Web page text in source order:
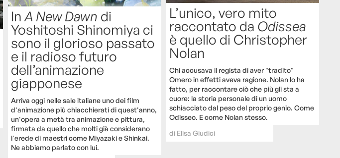
In A New Dawn di
Yoshitoshi Shinomiya ci
sono il glorioso passato
e il radioso futuro
dell’animazione
giapponese
Arriva oggi nelle sale italiane uno dei film
d'animazione più chiacchierati di quest'anno,
un'opera a metà tra animazione e pittura,
firmata da quello che molti già considerano
l'erede di maestri come Miyazaki e Shinkai.
Ne abbiamo parlato con lui.
L’unico, vero mito
raccontato da Odissea
è quello di Christopher
Nolan
Chi accusava il regista di aver "tradito"
Omero in effetti aveva ragione. Nolan lo ha
fatto, per raccontare ciò che più gli sta a
cuore: la storia personale di un uomo
schiacciato dal peso del proprio genio. Come
Odisseo. E come Nolan stesso.
di Elisa Giudici